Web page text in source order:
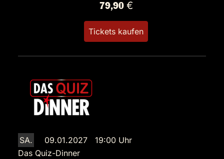
79,90 €
Tickets kaufen
SA.
09.01.2027 19:00 Uhr
Das Quiz-Dinner